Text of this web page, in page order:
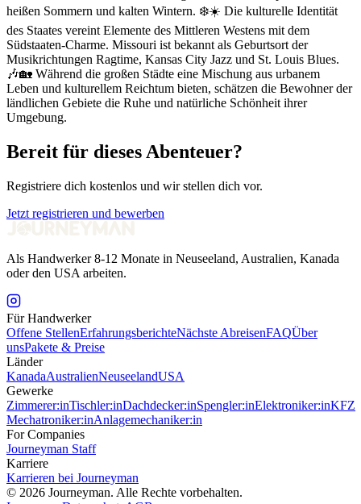
heißen Sommern und kalten Wintern. ❄️☀️ Die kulturelle Identität
des Staates vereint Elemente des Mittleren Westens mit dem
Südstaaten-Charme. Missouri ist bekannt als Geburtsort der
Musikrichtungen Ragtime, Kansas City Jazz und St. Louis Blues.
🎶🏡 Während die großen Städte eine Mischung aus urbanem
Leben und kulturellem Reichtum bieten, schätzen die Bewohner der
ländlichen Gebiete die Ruhe und natürliche Schönheit ihrer
Umgebung.
Bereit für dieses Abenteuer?
Registriere dich kostenlos und wir stellen dich vor.
Jetzt registrieren und bewerben
Als Handwerker 8-12 Monate in Neuseeland, Australien, Kanada
oder den USA arbeiten.
Für Handwerker
Offene StellenErfahrungsberichteNächste AbreisenFAQÜber
unsPakete & Preise
Länder
KanadaAustralienNeuseelandUSA
Gewerke
Zimmerer:inTischler:inDachdecker:inSpengler:inElektroniker:inKFZ
Mechatroniker:inAnlagemechaniker:in
For Companies
Journeyman Staff
Karriere
Karrieren bei Journeyman
© 2026 Journeyman. Alle Rechte vorbehalten.